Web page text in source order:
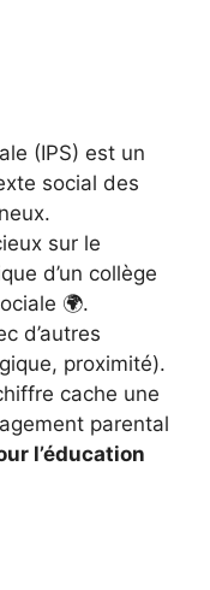
(IPS) est un
social des
sur le
d’un collège
🌍.
d’autres
proximité).
cache une
parental
l’éducation